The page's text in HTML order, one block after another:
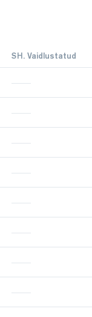
SH. Vaidlustatud